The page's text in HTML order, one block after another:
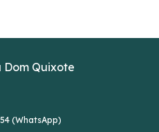
Quixote
(WhatsApp)